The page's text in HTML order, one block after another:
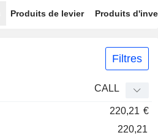
Produits de levier Produits
Filtres
CALL
220,21 €
220,21